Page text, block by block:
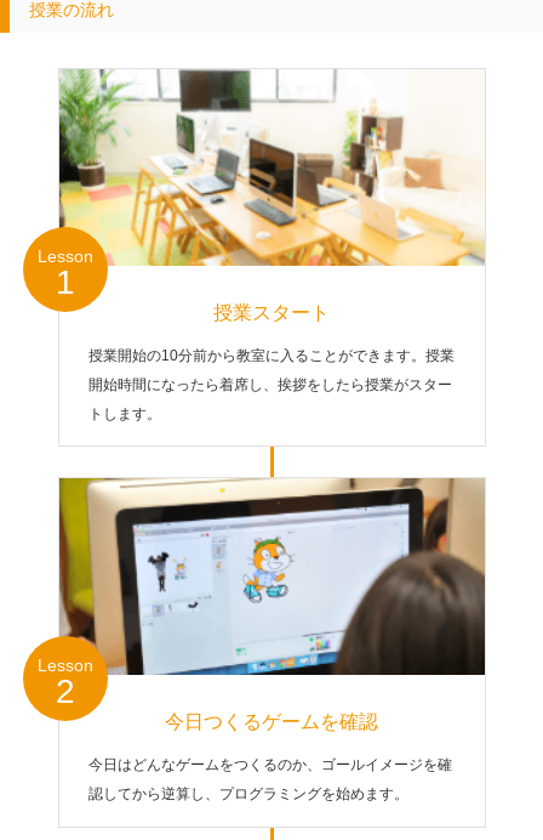
授業の流れ
Lesson
1
授業スタート
授業開始の10分前から教室に入ることができます。授業
開始時間になったら着席し、挨拶をしたら授業がスター
トします。
Lesson
2
今日つくるゲームを確認
今日はどんなゲームをつくるのか、ゴールイメージを確
認してから逆算し、プログラミングを始めます。